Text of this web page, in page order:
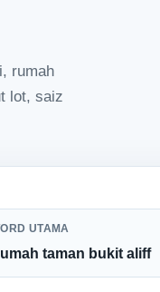
rumah
lot, saiz
UTAMA
taman bukit aliff